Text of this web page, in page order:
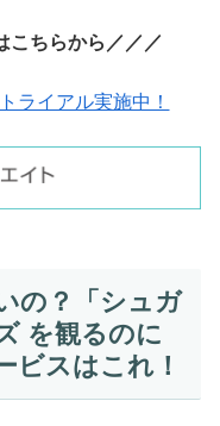
こちらから／／／
ライアル実施中！
の？「シュガ
を観るのに
ビスはこれ！